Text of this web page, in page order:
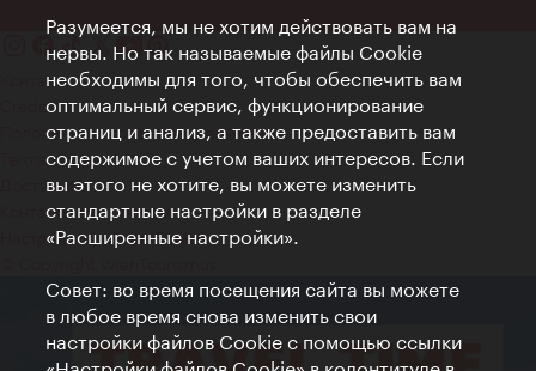
Контакт
Credits
Положение о конфиденциальности
Terms of Use
Доступность
Контакты для прессы
Настройки файлов Cookie
Разумеется, мы не хотим действовать вам на
нервы. Но так называемые файлы Cookie
необходимы для того, чтобы обеспечить вам
оптимальный сервис, функционирование
страниц и анализ, а также предоставить вам
содержимое с учетом ваших интересов. Если
вы этого не хотите, вы можете изменить
стандартные настройки в разделе
«Расширенные настройки».
Совет: во время посещения сайта вы можете
в любое время снова изменить свои
настройки файлов Cookie с помощью ссылки